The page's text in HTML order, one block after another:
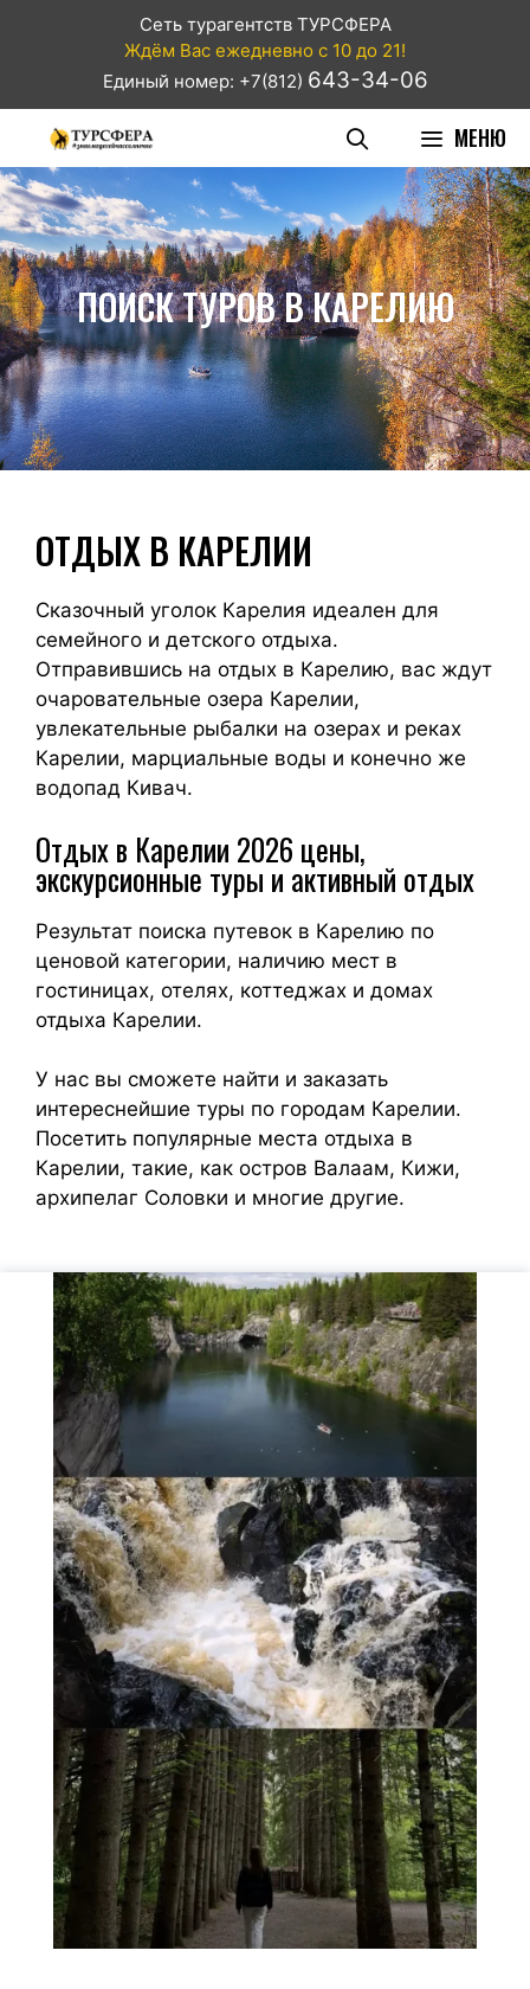
Сеть турагентств ТУРСФЕРА
Ждём Вас ежедневно с 10 до 21!
Единый номер: +7(812) 643-34-06
МЕНЮ
ПОИСК ТУРОВ В КАРЕЛИЮ
ОТДЫХ В КАРЕЛИИ
Сказочный уголок Карелия идеален для
семейного и детского отдыха.
Отправившись на отдых в Карелию, вас ждут
очаровательные озера Карелии,
увлекательные рыбалки на озерах и реках
Карелии, марциальные воды и конечно же
водопад Кивач.
Отдых в Карелии 2026 цены,
экскурсионные туры и активный отдых
Результат поиска путевок в Карелию по
ценовой категории, наличию мест в
гостиницах, отелях, коттеджах и домах
отдыха Карелии.
У нас вы сможете найти и заказать
интереснейшие туры по городам Карелии.
Посетить популярные места отдыха в
Карелии, такие, как остров Валаам, Кижи,
архипелаг Соловки и многие другие.